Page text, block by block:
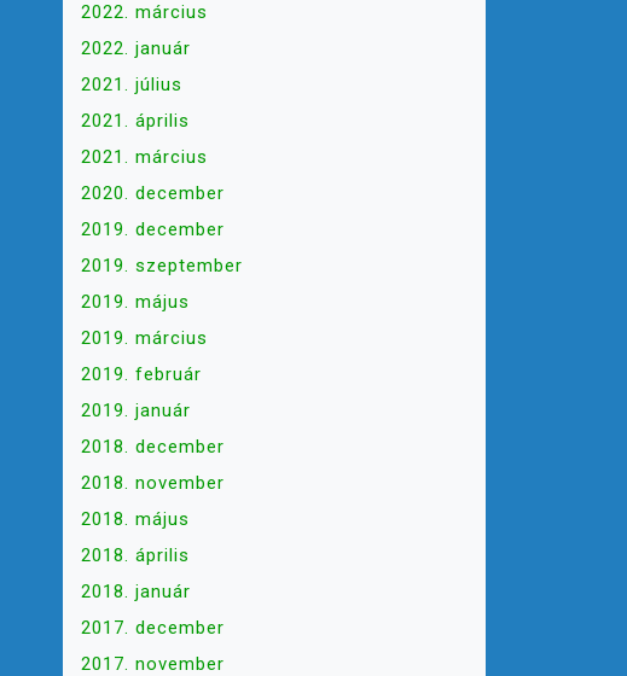
2022. március
2022. január
2021. július
2021. április
2021. március
2020. december
2019. december
2019. szeptember
2019. május
2019. március
2019. február
2019. január
2018. december
2018. november
2018. május
2018. április
2018. január
2017. december
2017. november